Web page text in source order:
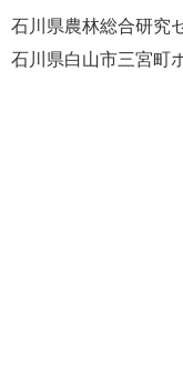
石川県農林総合研究
石川県白山市三宮町